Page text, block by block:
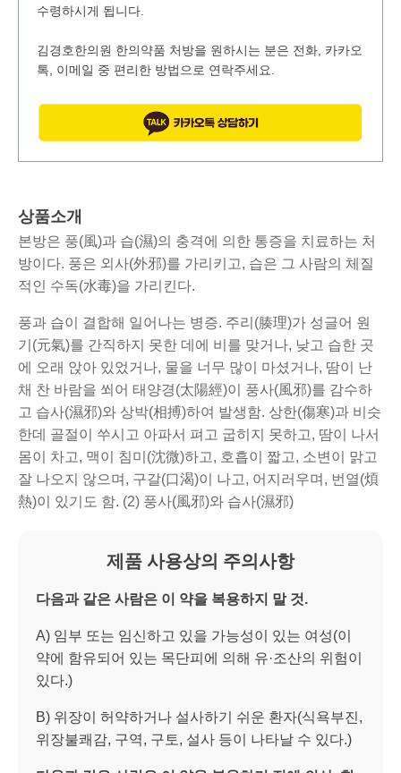
수령하시게 됩니다.
김경호한의원 한의약품 처방을 원하시는 분은 전화, 카카오
톡, 이메일 중 편리한 방법으로 연락주세요.
상품소개
본방은 풍(風)과 습(濕)의 충격에 의한 통증을 치료하는 처
방이다. 풍은 외사(外邪)를 가리키고, 습은 그 사람의 체질
적인 수독(水毒)을 가리킨다.
풍과 습이 결합해 일어나는 병증. 주리(腠理)가 성글어 원
기(元氣)를 간직하지 못한 데에 비를 맞거나, 낮고 습한 곳
에 오래 앉아 있었거나, 물을 너무 많이 마셨거나, 땀이 난
채 찬 바람을 쐬어 태양경(太陽經)이 풍사(風邪)를 감수하
고 습사(濕邪)와 상박(相搏)하여 발생함. 상한(傷寒)과 비슷
한데 골절이 쑤시고 아파서 펴고 굽히지 못하고, 땀이 나서
몸이 차고, 맥이 침미(沈微)하고, 호흡이 짧고, 소변이 맑고
잘 나오지 않으며, 구갈(口渴)이 나고, 어지러우며, 번열(煩
熱)이 있기도 함. (2) 풍사(風邪)와 습사(濕邪)
제품 사용상의 주의사항
다음과 같은 사람은 이 약을 복용하지 말 것.
A) 임부 또는 임신하고 있을 가능성이 있는 여성(이
약에 함유되어 있는 목단피에 의해 유·조산의 위험이
있다.)
B) 위장이 허약하거나 설사하기 쉬운 환자(식욕부진,
위장불쾌감, 구역, 구토, 설사 등이 나타날 수 있다.)